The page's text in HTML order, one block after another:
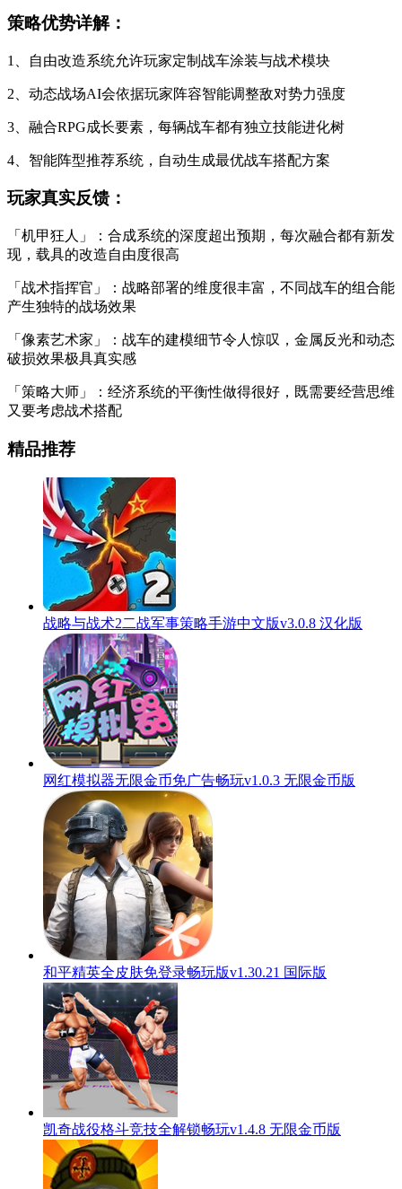
策略优势详解：
1、自由改造系统允许玩家定制战车涂装与战术模块
2、动态战场AI会依据玩家阵容智能调整敌对势力强度
3、融合RPG成长要素，每辆战车都有独立技能进化树
4、智能阵型推荐系统，自动生成最优战车搭配方案
玩家真实反馈：
「机甲狂人」：合成系统的深度超出预期，每次融合都有新发
现，载具的改造自由度很高
「战术指挥官」：战略部署的维度很丰富，不同战车的组合能
产生独特的战场效果
「像素艺术家」：战车的建模细节令人惊叹，金属反光和动态
破损效果极具真实感
「策略大师」：经济系统的平衡性做得很好，既需要经营思维
又要考虑战术搭配
精品推荐
战略与战术2二战军事策略手游中文版v3.0.8 汉化版
网红模拟器无限金币免广告畅玩v1.0.3 无限金币版
和平精英全皮肤免登录畅玩版v1.30.21 国际版
凯奇战役格斗竞技全解锁畅玩v1.4.8 无限金币版